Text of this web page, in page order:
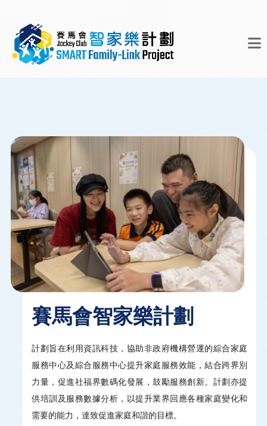
賽馬會智家樂計劃
計劃旨在利用資訊科技，協助非政府機構營運的綜合家庭
服務中心及綜合服務中心提升家庭服務效能，結合跨界別
力量，促進社福界數碼化發展，鼓勵服務創新。計劃亦提
供培訓及服務數據分析，以提升業界回應各種家庭變化和
需要的能力，達致促進家庭和諧的目標。